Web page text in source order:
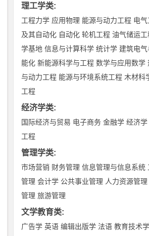
理工学类:
工程力学 应用物理 能源与动力工程 电
及其自动化 自动化 轮机工程 油气储运工
学基地 信息与计算科学 统计学 建筑电气
能化 新能源科学与工程 数学与应用数学
与动力工程 能源与环境系统工程 木材科
工程
经济学类:
国际经济与贸易 电子商务 金融学 经济学
工程
管理学类:
市场营销 财务管理 信息管理与信息系统
管理 会计学 公共事业管理 人力资源管理
管理 旅游管理
文学教育类:
广告学 英语 编辑出版学 法语 教育技术学